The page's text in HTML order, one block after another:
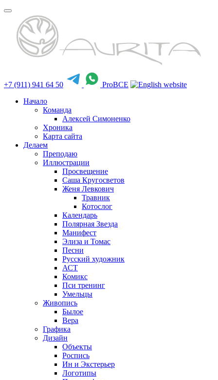
+7 (911) 941 64 50
ProBCE
Начало
Команда
Алексей Симоненко
Хроника
Карта сайта
Делаем
Преподаю
Иллюстрации
Просвещение
Саша Кругосветов
Женя Левкович
Травник
Котослог
Календарь
Полярная Звезда
Манифест
Элиза и Томас
Песни
Русский художник
АСТ
Комикс
Пси тренинг
Умельцы
Живопись
Былое
Вера
Графика
Дизайн
Объекты
Роспись
Ин и Экстерьер
Логотипы